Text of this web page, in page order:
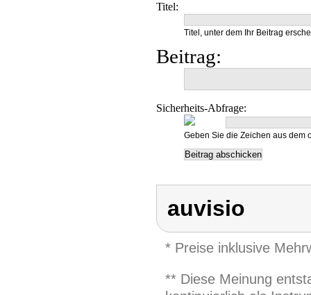
Titel:
Titel, unter dem Ihr Beitrag
Beitrag:
Sicherheits-Abfrage:
Geben Sie die Zeichen aus dem
auvisio
* Preise inklusive
** Diese Meinung